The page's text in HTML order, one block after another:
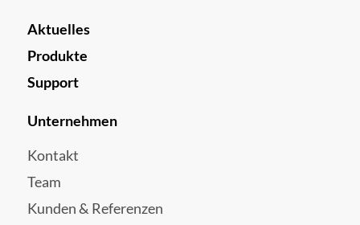
Aktuelles
Produkte
Support
Unternehmen
Kontakt
Team
Kunden & Referenzen